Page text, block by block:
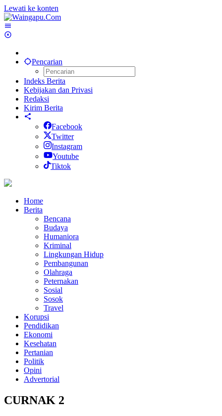
Lewati ke konten
Pencarian
Indeks Berita
Kebijakan dan Privasi
Redaksi
Kirim Berita
Facebook
Twitter
Instagram
Youtube
Tiktok
Home
Berita
Bencana
Budaya
Humaniora
Kriminal
Lingkungan Hidup
Pembangunan
Olahraga
Peternakan
Sosial
Sosok
Travel
Korupsi
Pendidikan
Ekonomi
Kesehatan
Pertanian
Politik
Opini
Advertorial
CURNAK 2